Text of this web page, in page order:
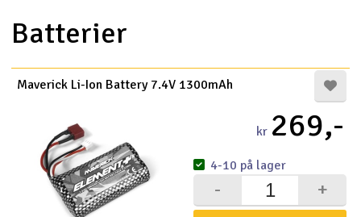
Batterier
Maverick Li-Ion Battery 7.4V 1300mAh
kr 269,-
+
-
4-10 på lager